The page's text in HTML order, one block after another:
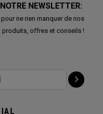
NEWSLETTER:
ne rien manquer de nos
produits, offres et conseils !